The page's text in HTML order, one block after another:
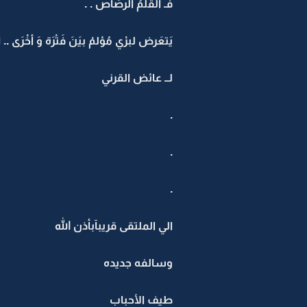
فَـ القَلَمُ الرصَاص . .
يَتعَرض لبرْي مُؤلمْ بيَنَ فَتْرَة وَ أخْرَى
لــ عائض القرني
.
.
.
الي الملتقى قريبآبأذن الله
وسالفه جديده
طيف الأحباب